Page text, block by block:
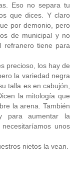
Eso no separa tu
que dices. Y claro
por demonio, pero
de municipal y no
refranero tiene para
precioso, los hay de
la variedad negra
talla es en cabujón,
la mitología que
la arena. También
para aumentar la
unos
nietos la vean.